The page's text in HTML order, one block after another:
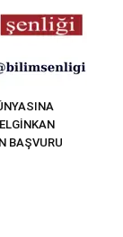
BAŞVURU